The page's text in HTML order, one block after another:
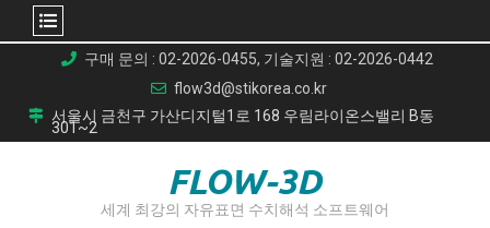
content
구매 문의 : 02-2026-0455, 기술지원 : 02-2026-0442
flow3d@stikorea.co.kr
서울시 금천구 가산디지털1로 168 우림라이온스밸리 B동
301~2
FLOW-3D
세계 최강의 자유표면 수치해석 소프트웨어